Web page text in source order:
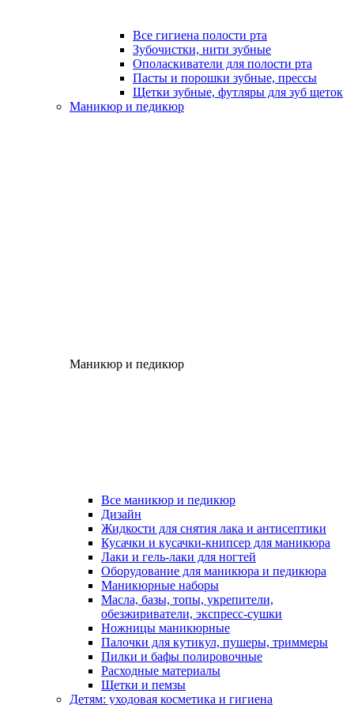
Все гигиена полости рта
Зубочистки, нити зубные
Ополаскиватели для полости рта
Пасты и порошки зубные, прессы
Щетки зубные, футляры для зуб щеток
Маникюр и педикюр
Маникюр и педикюр
Все маникюр и педикюр
Дизайн
Жидкости для снятия лака и антисептики
Кусачки и кусачки-книпсер для маникюра
Лаки и гель-лаки для ногтей
Оборудование для маникюра и педикюра
Маникюрные наборы
Масла, базы, топы, укрепители,
обезжириватели, экспресс-сушки
Ножницы маникюрные
Палочки для кутикул, пушеры, триммеры
Пилки и бафы полировочные
Расходные материалы
Щетки и пемзы
Детям: уходовая косметика и гигиена